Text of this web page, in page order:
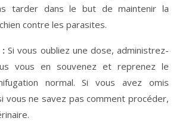
tarder dans le but de maintenir la
contre les parasites.
:Si vous oubliez une dose, administrez-
vous en souvenez et reprenez le
normal. Si vous avez omis
vous ne savez pas comment procéder,